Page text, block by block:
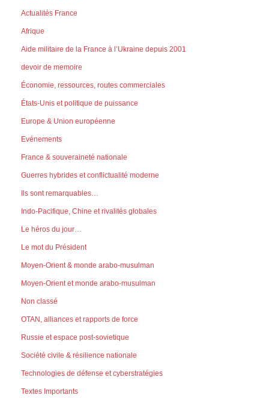
Actualités France
Afrique
Aide militaire de la France à l’Ukraine depuis 2001
devoir de memoire
Économie, ressources, routes commerciales
États-Unis et politique de puissance
Europe & Union européenne
Evénements
France & souveraineté nationale
Guerres hybrides et conflictualité moderne
Ils sont remarquables…
Indo-Pacifique, Chine et rivalités globales
Le héros du jour…
Le mot du Président
Moyen-Orient & monde arabo-musulman
Moyen-Orient et monde arabo-musulman
Non classé
OTAN, alliances et rapports de force
Russie et espace post-sovietique
Société civile & résilience nationale
Technologies de défense et cyberstratégies
Textes Importants